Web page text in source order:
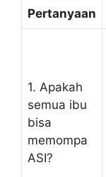
Pertanyaan
1. Apakah
semua ibu
bisa
memompa
ASI?